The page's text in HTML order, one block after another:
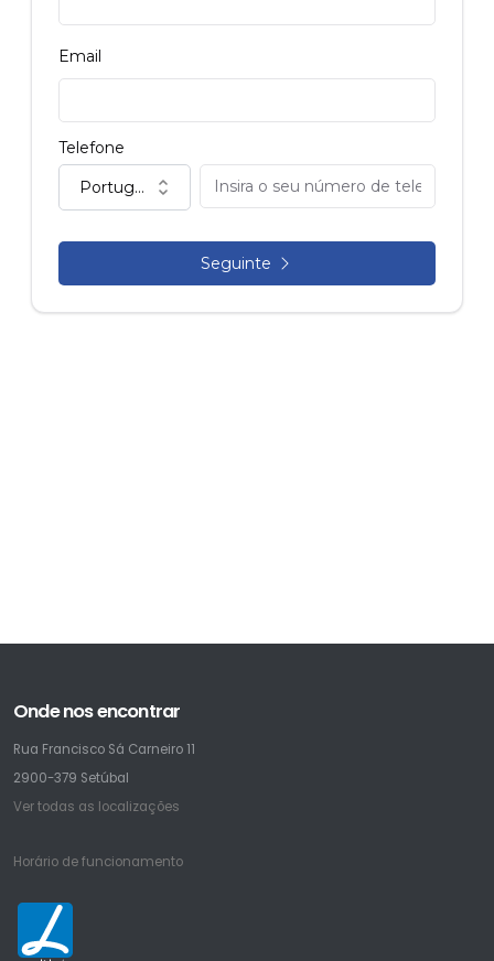
Onde nos encontrar
Rua Francisco Sá Carneiro 11
2900-379 Setúbal
Ver todas as localizações
Horário de funcionamento